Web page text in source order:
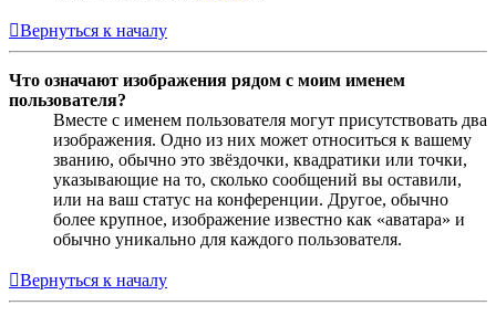
Вернуться к началу
Что означают изображения рядом с моим именем
пользователя?
Вместе с именем пользователя могут присутствовать два
изображения. Одно из них может относиться к вашему
званию, обычно это звёздочки, квадратики или точки,
указывающие на то, сколько сообщений вы оставили,
или на ваш статус на конференции. Другое, обычно
более крупное, изображение известно как «аватара» и
обычно уникально для каждого пользователя.
Вернуться к началу